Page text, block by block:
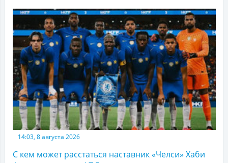
14:03, 8 августа 2026
С кем может расстаться наставник «Челси» Хаби